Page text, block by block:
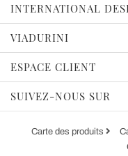
INTERNATIONAL
VIADURINI
ESPACE CLIENT
SUIVEZ-NOUS SUR
Carte des produits